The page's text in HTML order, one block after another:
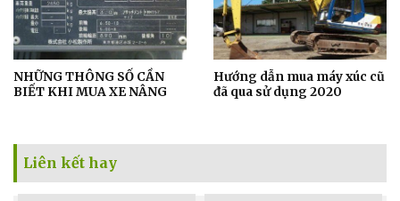
NHỮNG THÔNG SỐ CẦN
BIẾT KHI MUA XE NÂNG
Hướng dẫn mua máy xúc cũ
đã qua sử dụng 2020
Liên kết hay